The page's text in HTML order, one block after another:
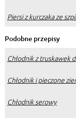
Piersi z kurczaka ze
Podobne przepisy
Chłodnik z truskawek
Chłodnik i pieczone
Chłodnik serowy